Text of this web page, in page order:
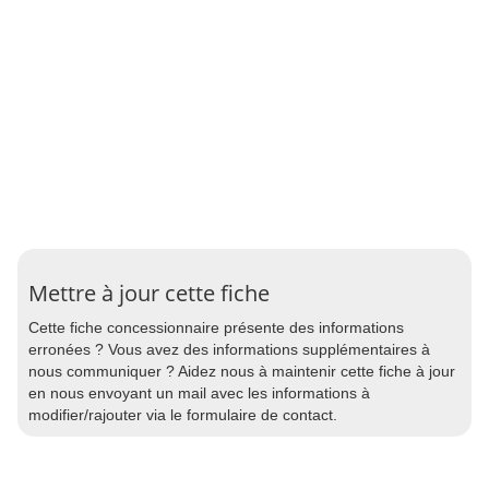
Mettre à jour cette fiche
Cette fiche concessionnaire présente des informations
erronées ? Vous avez des informations supplémentaires à
nous communiquer ? Aidez nous à maintenir cette fiche à jour
en nous envoyant un mail avec les informations à
modifier/rajouter via le formulaire de contact.